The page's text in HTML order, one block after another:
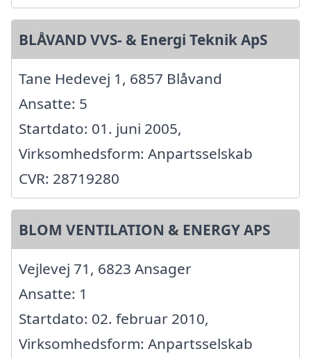
BLÅVAND VVS- & Energi Teknik ApS
Tane Hedevej 1, 6857 Blåvand
Ansatte: 5
Startdato: 01. juni 2005,
Virksomhedsform: Anpartsselskab
CVR: 28719280
BLOM VENTILATION & ENERGY APS
Vejlevej 71, 6823 Ansager
Ansatte: 1
Startdato: 02. februar 2010,
Virksomhedsform: Anpartsselskab